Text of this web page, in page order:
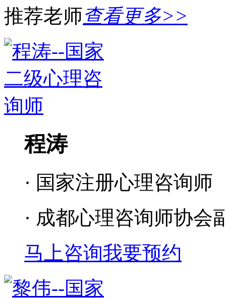
推荐老师查看更多>>
程涛
· 国家注册心理咨询师
· 成都心理咨询师协会
马上咨询我要预约